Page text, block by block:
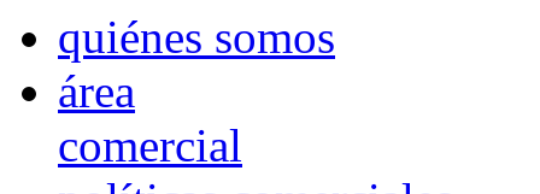
quiénes somos
área
comercial